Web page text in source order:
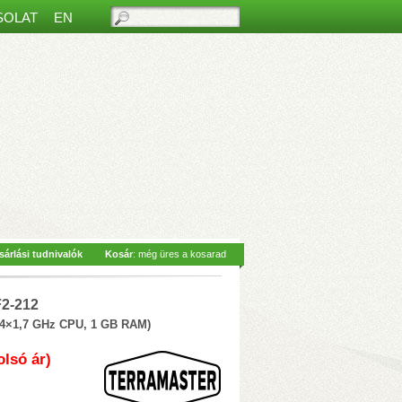
EN
beltéri monitorral
– Hívásfogadás
Siri hangvezérlés
– 2-vezetékes
tudnivalók Kosár: még üres a kosarad
212
GHz CPU, 1 GB RAM)
ár)